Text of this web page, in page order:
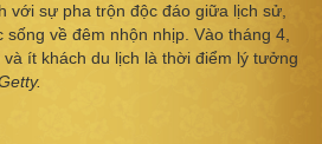
với sự pha trộn độc đáo giữa lịch sử,
về đêm nhộn nhịp. Vào tháng 4,
ít khách du lịch là thời điểm lý tưởng